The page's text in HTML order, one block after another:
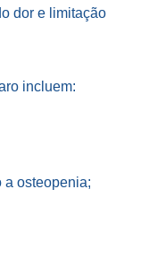
dor e limitação
incluem:
a osteopenia;